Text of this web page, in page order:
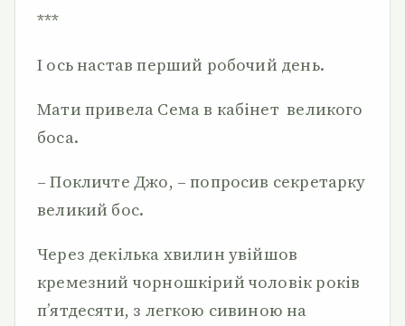
***
І ось настав перший робочий день.
Мати привела Сема в кабінет великого
боса.
– Покличте Джо, – попросив секретарку
великий бос.
Через декілька хвилин увійшов
кремезний чорношкірий чоловік років
п’ятдесяти, з легкою сивиною на